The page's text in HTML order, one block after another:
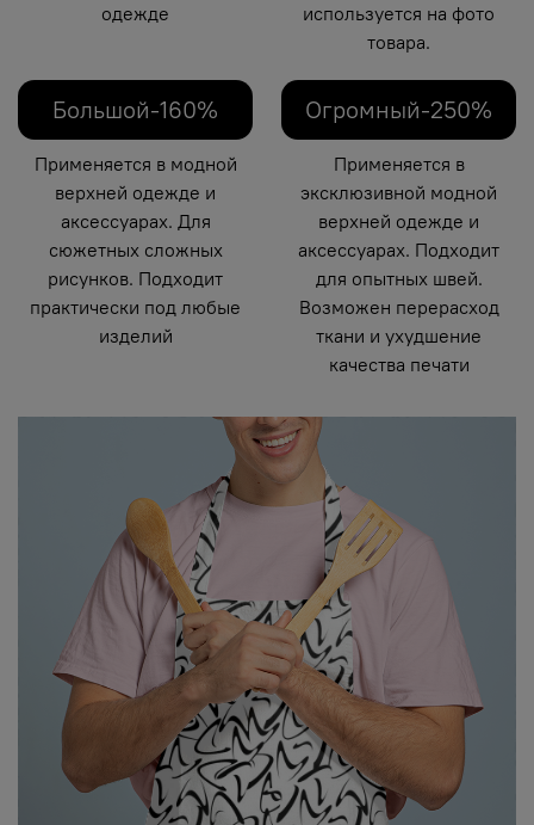
одежде
используется на фото
товара.
Большой-160%
Применяется в модной
верхней одежде и
аксессуарах. Для
сюжетных сложных
рисунков. Подходит
практически под любые
изделий
Огромный-250%
Применяется в
эксклюзивной модной
верхней одежде и
аксессуарах. Подходит
для опытных швей.
Возможен перерасход
ткани и ухудшение
качества печати